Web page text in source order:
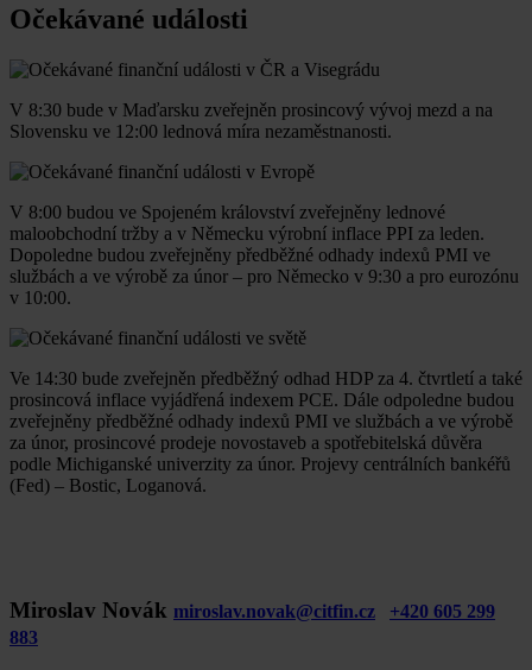
Očekávané události
V 8:30 bude v Maďarsku zveřejněn prosincový vývoj mezd a na
Slovensku ve 12:00 lednová míra nezaměstnanosti.
V 8:00 budou ve Spojeném království zveřejněny lednové
maloobchodní tržby a v Německu výrobní inflace PPI za leden.
Dopoledne budou zveřejněny předběžné odhady indexů PMI ve
službách a ve výrobě za únor – pro Německo v 9:30 a pro eurozónu
v 10:00.
Ve 14:30 bude zveřejněn předběžný odhad HDP za 4. čtvrtletí a také
prosincová inflace vyjádřená indexem PCE. Dále odpoledne budou
zveřejněny předběžné odhady indexů PMI ve službách a ve výrobě
za únor, prosincové prodeje novostaveb a spotřebitelská důvěra
podle Michiganské univerzity za únor. Projevy centrálních bankéřů
(Fed) – Bostic, Loganová.
Miroslav Novák miroslav.novak@citfin.cz
+420 605 299
883